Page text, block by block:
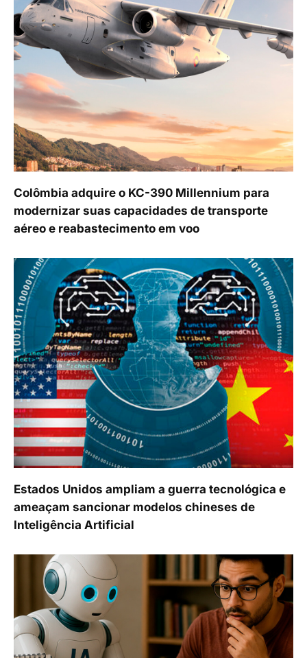
Colômbia adquire o KC-390 Millennium para
modernizar suas capacidades de transporte
aéreo e reabastecimento em voo
Estados Unidos ampliam a guerra tecnológica e
ameaçam sancionar modelos chineses de
Inteligência Artificial